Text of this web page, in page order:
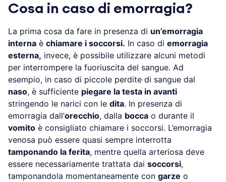
Cosa in caso di emorragia?
La prima cosa da fare in presenza di un’emorragia
interna è chiamare i soccorsi. In caso di emorragia
esterna, invece, è possibile utilizzare alcuni metodi
per interrompere la fuoriuscita del sangue. Ad
esempio, in caso di piccole perdite di sangue dal
naso, è sufficiente piegare la testa in avanti
stringendo le narici con le dita. In presenza di
emorragia dall’orecchio, dalla bocca o durante il
vomito è consigliato chiamare i soccorsi. L’emorragia
venosa può essere quasi sempre interrotta
tamponando la ferita, mentre quella arteriosa deve
essere necessariamente trattata dai soccorsi,
tamponandola momentaneamente con garze o